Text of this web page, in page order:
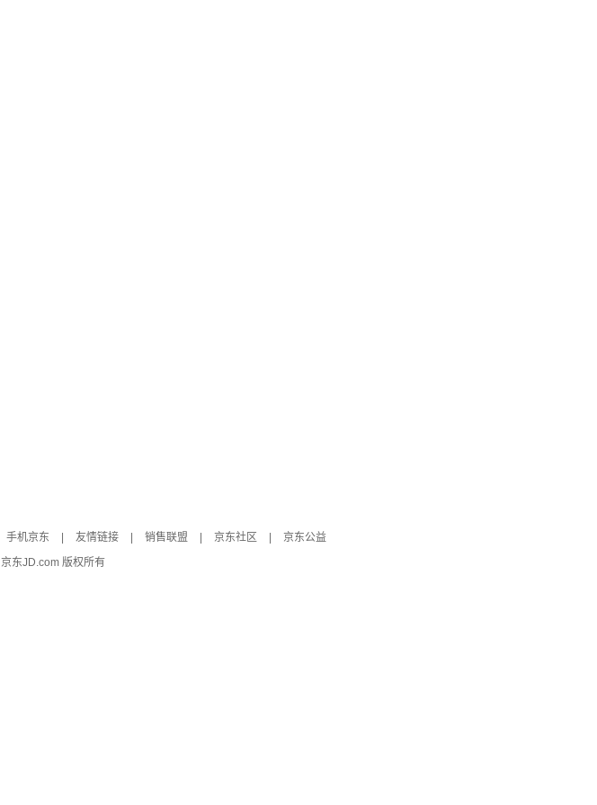
手机京东 友情链接 销售联盟 京东社区
京东公益
京东JD.com 版权所有